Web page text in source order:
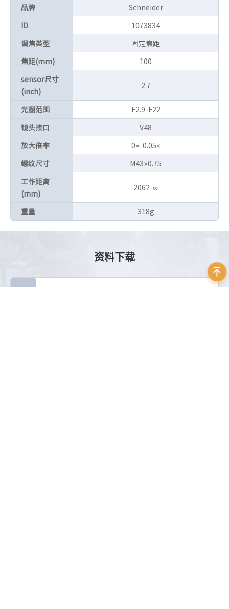
品牌
Schneider
ID
1073834
调焦类型
固定焦距
焦距(mm)
100
sensor尺寸
(inch)
2.7
光圈范围
F2.9-F22
镜头接口
V48
放大倍率
0×-0.05×
螺纹尺寸
M43×0.75
工作距离
(mm)
2062-∞
重量 318g
资料下载